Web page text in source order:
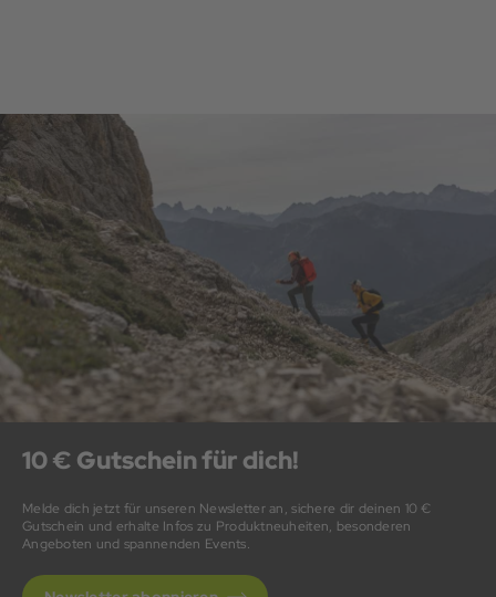
10 € Gutschein für dich!
Melde dich jetzt für unseren Newsletter an, sichere dir deinen 10 €
Gutschein und erhalte Infos zu Produktneuheiten, besonderen
Angeboten und spannenden Events.